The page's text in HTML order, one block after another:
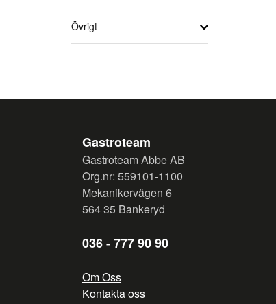
Övrigt
Gastroteam
Gastroteam Abbe AB
Org.nr: 559101-1100
Mekanikervägen 6
564 35 Bankeryd
036 - 777 90 90
Om Oss
Kontakta oss